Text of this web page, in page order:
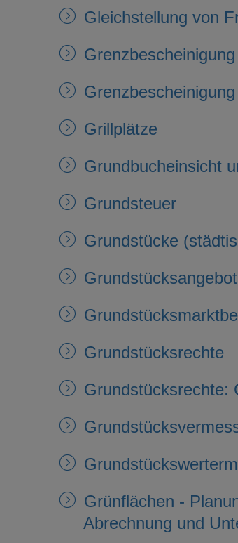
Gleichstellung von
Grenzbescheinigung
Grillplätze
Grundbucheinsicht
Grundsteuer
Grundstücke
Grundstücksrechte
Grundstücksrechte:
Grünflächen -
Abrechnung und